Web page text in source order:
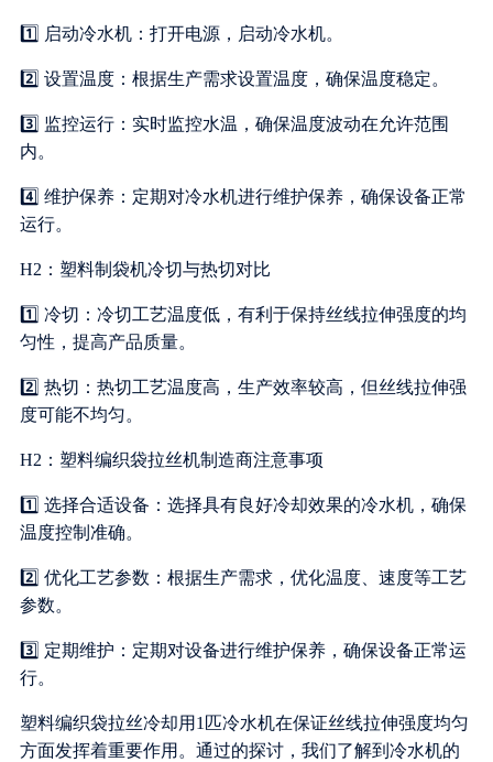
1️⃣ 启动冷水机：打开电源，启动冷水机。
2️⃣ 设置温度：根据生产需求设置温度，确保温度稳定。
3️⃣ 监控运行：实时监控水温，确保温度波动在允许范围
内。
4️⃣ 维护保养：定期对冷水机进行维护保养，确保设备正常
运行。
H2：塑料制袋机冷切与热切对比
1️⃣ 冷切：冷切工艺温度低，有利于保持丝线拉伸强度的均
匀性，提高产品质量。
2️⃣ 热切：热切工艺温度高，生产效率较高，但丝线拉伸强
度可能不均匀。
H2：塑料编织袋拉丝机制造商注意事项
1️⃣ 选择合适设备：选择具有良好冷却效果的冷水机，确保
温度控制准确。
2️⃣ 优化工艺参数：根据生产需求，优化温度、速度等工艺
参数。
3️⃣ 定期维护：定期对设备进行维护保养，确保设备正常运
行。
塑料编织袋拉丝冷却用1匹冷水机在保证丝线拉伸强度均匀
方面发挥着重要作用。通过的探讨，我们了解到冷水机的